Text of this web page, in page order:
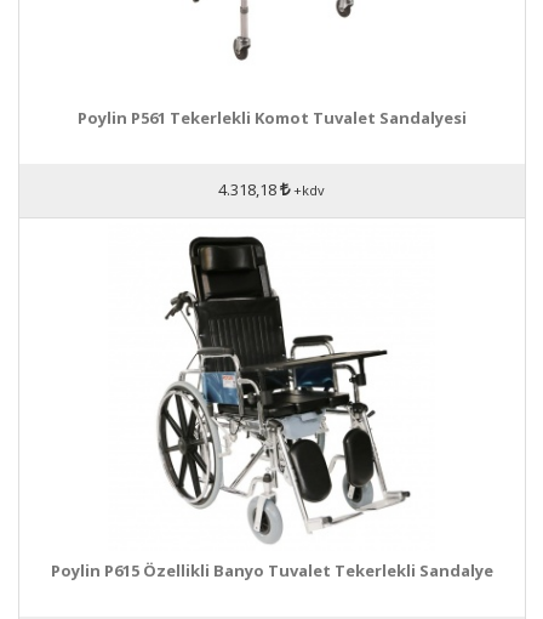
Poylin P561 Tekerlekli Komot Tuvalet Sandalyesi
4.318,18 +kdv
Poylin P615 Özellikli Banyo Tuvalet Tekerlekli Sandalye